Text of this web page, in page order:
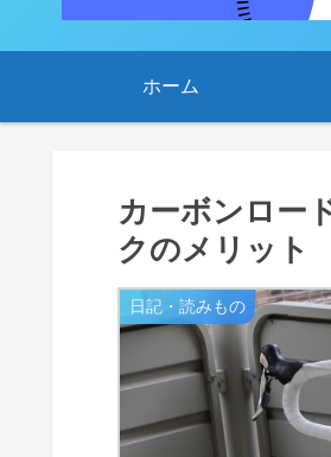
ホーム
カーボンロー
クのメリット
日記・読みもの